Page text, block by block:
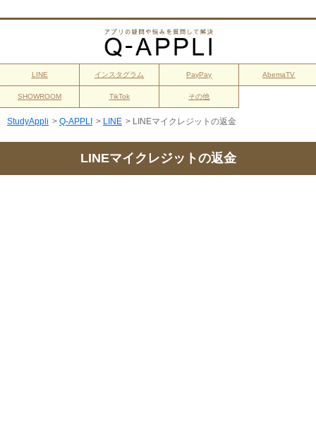
LINE インスタグラム PayPay AbemaTV
SHOWROOM TikTok その他
StudyAppli > Q-APPLI > LINE > LINEマイクレジットの返金
LINEマイクレジットの返金